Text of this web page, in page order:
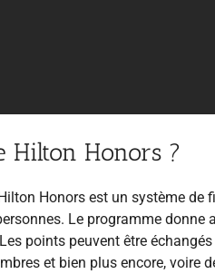
Hilton Honors ?
Honors est un système
Le programme
points peuvent être
et bien plus encore, voire